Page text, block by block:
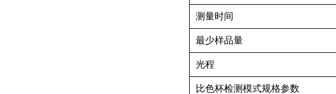
测量时间
最少样品量
光程
比色杯检测模式规格参数